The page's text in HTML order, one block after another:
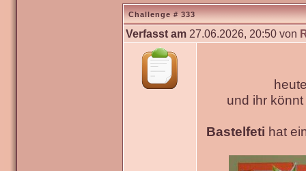
Challenge # 333
Verfasst am 27.06.2026, 20:50 von
und ihr
Bastelfeti hat